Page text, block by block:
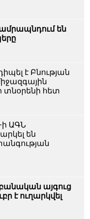
են
է Բնության
տնօրենի հետ
ԱԳՆ
են
այգուց
է ուղարկվել